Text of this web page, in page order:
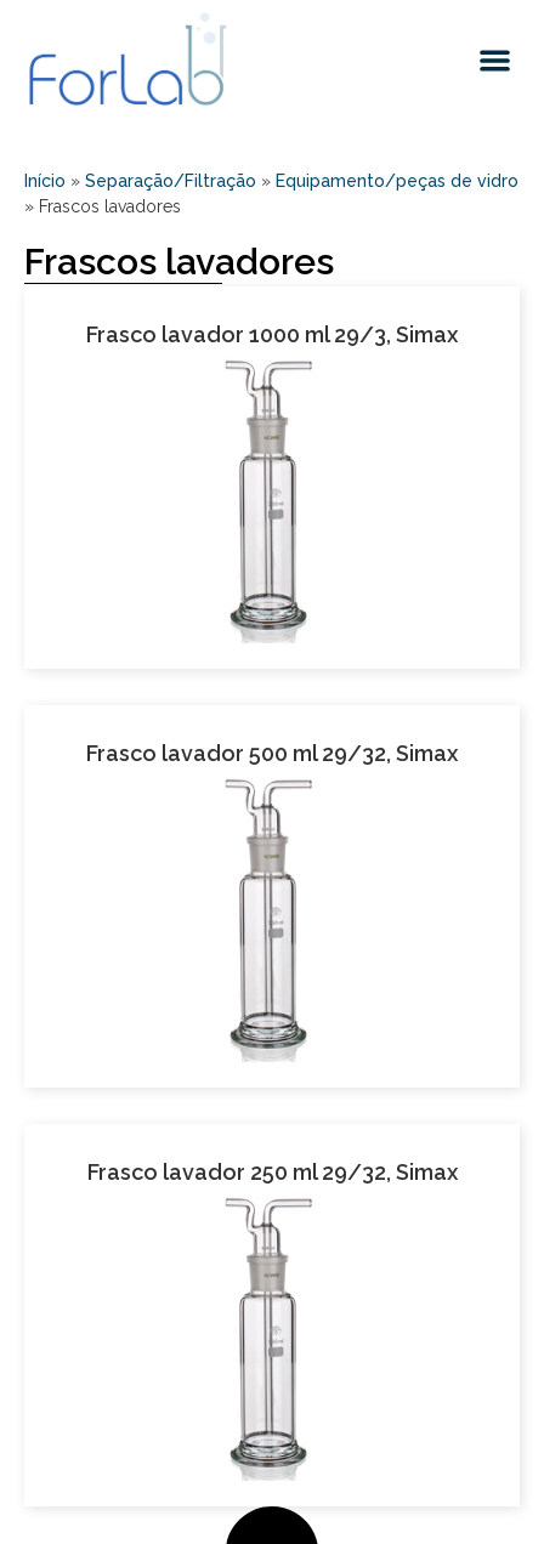
Início » Separação/Filtração » Equipamento/peças de vidro
» Frascos lavadores
Frascos lavadores
Frasco lavador 1000 ml 29/3, Simax
Frasco lavador 500 ml 29/32, Simax
Frasco lavador 250 ml 29/32, Simax